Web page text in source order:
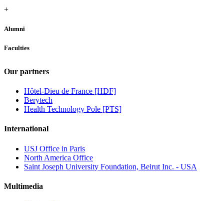
+
Alumni
Faculties
Our partners
Hôtel-Dieu de France [HDF]
Berytech
Health Technology Pole [PTS]
International
USJ Office in Paris
North America Office
Saint Joseph University Foundation, Beirut Inc. - USA
Multimedia